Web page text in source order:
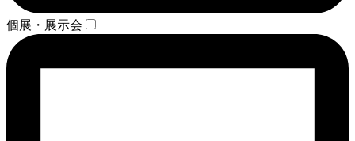
個展・展示会